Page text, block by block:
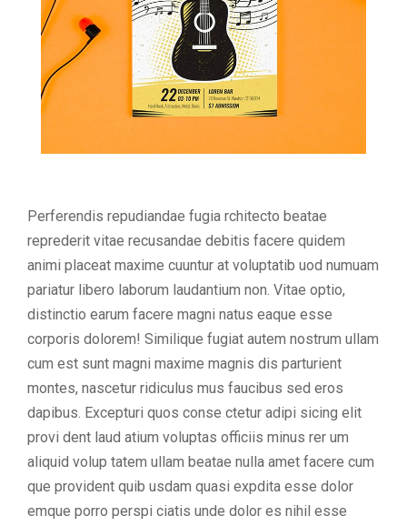
Perferendis repudiandae fugia rchitecto beatae
reprederit vitae recusandae debitis facere quidem
animi placeat maxime cuuntur at voluptatib uod numuam
pariatur libero laborum laudantium non. Vitae optio,
distinctio earum facere magni natus eaque esse
corporis dolorem! Similique fugiat autem nostrum ullam
cum est sunt magni maxime magnis dis parturient
montes, nascetur ridiculus mus faucibus sed eros
dapibus. Excepturi quos conse ctetur adipi sicing elit
provi dent laud atium voluptas officiis minus rer um
aliquid volup tatem ullam beatae nulla amet facere cum
que provident quib usdam quasi expdita esse dolor
emque porro perspi ciatis unde dolor es nihil esse